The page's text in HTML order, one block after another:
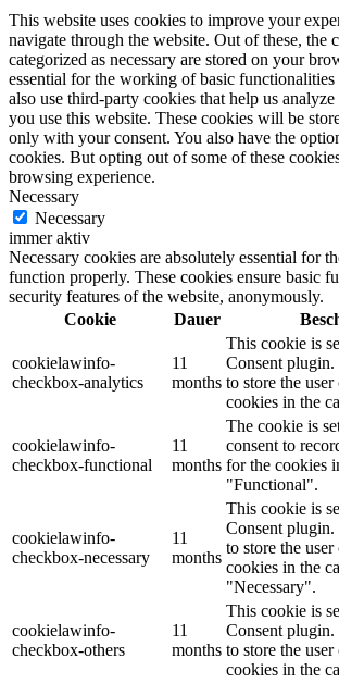
This website uses cookies to improve your
navigate through the website. Out of these, the
categorized as necessary are stored on your
essential for the working of basic
also use third-party cookies that help us
you use this website. These cookies will be
only with your consent. You also have the
cookies. But opting out of some of these
browsing experience.
Necessary
Necessary
immer aktiv
Necessary cookies are absolutely essential for
function properly. These cookies ensure basic
security features of the website, anonymously.
Cookie
Dauer
cookielawinfo-
checkbox-analytics
11
months
This cookie is
Consent plugin.
to store the
cookies in the
cookielawinfo-
checkbox-functional
11
months
The cookie is
consent to
for the cookies
"Functional".
cookielawinfo-
checkbox-necessary
11
months
This cookie is
Consent plugin.
to store the
cookies in the
"Necessary".
cookielawinfo-
checkbox-others
11
months
This cookie is
Consent plugin.
to store the
cookies in the